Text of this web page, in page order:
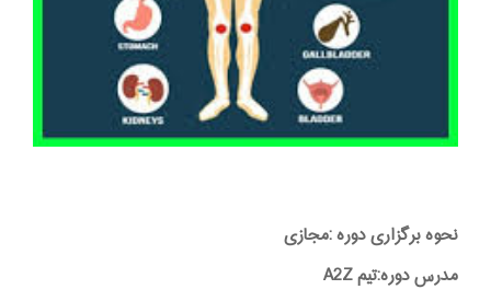
نحوه برگزاری دوره :مجازی
مدرس دوره:تیم A2Z